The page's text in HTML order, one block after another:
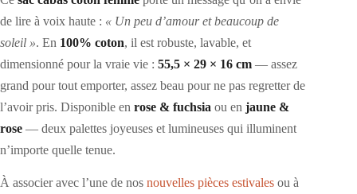
de lire à voix haute : « Un peu d’amour et beaucoup de
soleil ». En 100% coton, il est robuste, lavable, et
dimensionné pour la vraie vie : 55,5 × 29 × 16 cm — assez
grand pour tout emporter, assez beau pour ne pas regretter de
l’avoir pris. Disponible en rose & fuchsia ou en jaune &
rose — deux palettes joyeuses et lumineuses qui illuminent
n’importe quelle tenue.
À associer avec l’une de nos nouvelles pièces estivales ou à